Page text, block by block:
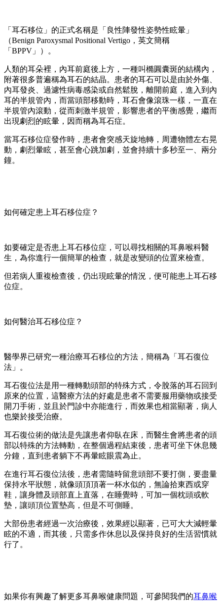
「耳石移位」的正式名稱是「良性陣發性姿勢性眩暈」
（Benign Paroxysmal Positional Vertigo，英文簡稱
「BPPV」）。
人類的耳朵裡，內耳前庭後上方，一種叫橢圓囊斑的結構內，
附著很多普遍稱為耳石的結晶。患者的耳石可以是由於外傷、
內耳發炎、過濾性病毒感染或自然鬆脫，離開前庭，進入到內
耳的半規管內，而當頭部移動時，耳石會像滾珠一樣，一直在
半規管內滾動，從而刺激半規管，影響患者的平衡感覺，繼而
出現劇烈的眩暈，因而稱為耳石症。
當耳石移位症發作時，患者會突感天旋地轉，周遭物體左右晃
動，劇烈暈眩，甚至會心跳加劇，並會持續十多秒至一、兩分
鐘。
如何確定患上耳石移位症？
如要確定是否患上耳石移位症，可以尋找相關的耳鼻喉科醫
生，為你進行一個簡單的檢查，就是改變頭的位置來檢查。
但若病人重複檢查後，仍出現眩暈的情況，便可能患上耳石移
位症。
如何醫治耳石移位症？
醫學界已研究一種治療耳石移位的方法，簡稱為「耳石復位
法」。
耳石復位法是用一種轉動頭部的特殊方式，令脫落的耳石回到
原來的位置，這醫療方法的好處是患者不需要服用藥物或接受
開刀手術，並且於門診中亦能進行，而效果也相當顯著，病人
也樂於接受治療。
耳石復位術的做法是先讓患者仰臥在床，而醫生會將患者的頭
部以特殊的方法轉動，在整個過程結束後，患者可坐下休息幾
分鐘，直到患者躺下不再暈眩眼震為止。
在進行耳石復位法後，患者需隨時留意頭部不要打側，要盡量
保持水平狀態，就像頭頂頂著一杯水似的，無論拾東西或穿
鞋，讓身體及頭部直上直落，在睡覺時，可加一個枕頭或軟
墊，讓頭頂位置墊高，但是不可側睡。
大部份患者經過一次治療後，效果經以顯著，已可大大減輕暈
眩的不適，而其後，只需多作休息以及保持良好的生活習慣就
行了。
如果你有興趣了解更多耳鼻喉健康問題，可參閱我們的耳鼻喉